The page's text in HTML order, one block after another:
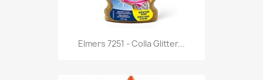
Anteprima
Elmers 7251 - Colla Glitter...